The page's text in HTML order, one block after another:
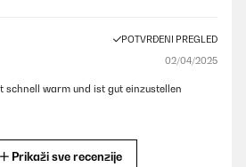
POTVRĐENI PREGLED
02/04/2025
schnell warm und ist gut einzustellen
Prikaži sve recenzije